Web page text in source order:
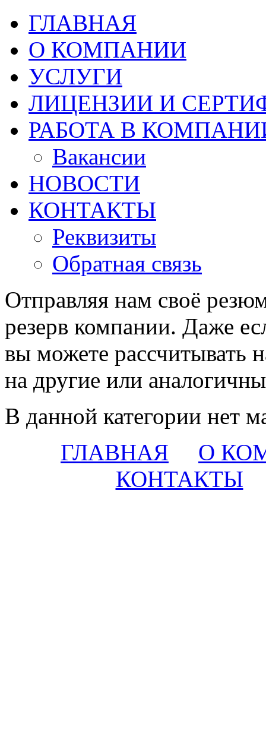
ГЛАВНАЯ
О КОМПАНИИ
УСЛУГИ
ЛИЦЕНЗИИ И
РАБОТА В
Вакансии
НОВОСТИ
КОНТАКТЫ
Реквизиты
Обратная связь
Отправляя нам своё
резерв компании. Даже
вы можете рассчитывать
на другие или
В данной категории нет
ГЛАВНАЯ
О
КОНТАКТЫ